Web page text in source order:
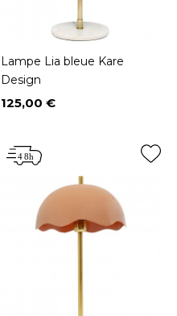
Lampe Lia bleue Kare
Design
Prix
125,00 €